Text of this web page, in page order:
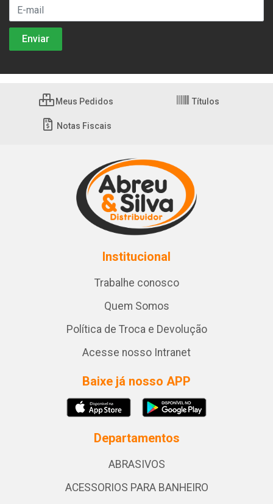
Meus Pedidos Títulos
Notas Fiscais
Institucional
Trabalhe conosco
Quem Somos
Política de Troca e Devolução
Acesse nosso Intranet
Baixe já nosso APP
Departamentos
ABRASIVOS
ACESSORIOS PARA BANHEIRO